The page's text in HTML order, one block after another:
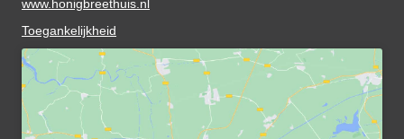
www.honigbreethuis.nl
Toegankelijkheid